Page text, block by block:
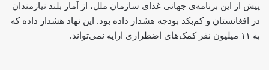
پیش از این برنامه‌ی جهانی غذای سازمان ملل، از آمار بلند نیازمندان
در افغانستان و کم‌بکد بودجه هشدار داده بود. این نهاد هشدار داده که
به ۱۱ میلیون نفر کمک‌های اضطراری ارایه نمی‌تواند.